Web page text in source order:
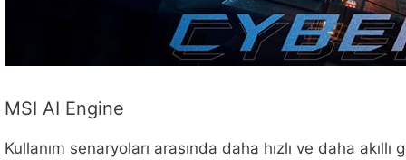
MSI AI Engine
Kullanım senaryoları arasında daha hızlı ve daha akıllı